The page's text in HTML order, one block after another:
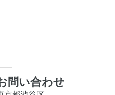
問い合わせ